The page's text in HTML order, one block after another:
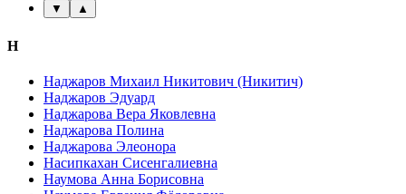
▼ ▲
Н
Наджаров Михаил Никитович (Никитич)
Наджаров Эдуард
Наджарова Вера Яковлевна
Наджарова Полина
Наджарова Элеонора
Насипкахан Сисенгалиевна
Наумова Анна Борисовна